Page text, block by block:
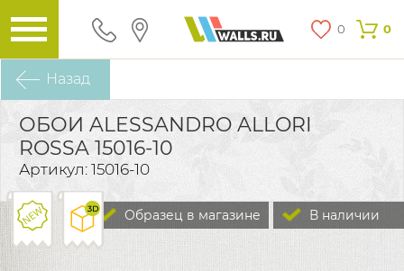
0 0
Назад
ОБОИ ALESSANDRO ALLORI
ROSSA 15016-10
Артикул: 15016-10
В наличии
Образец в магазине